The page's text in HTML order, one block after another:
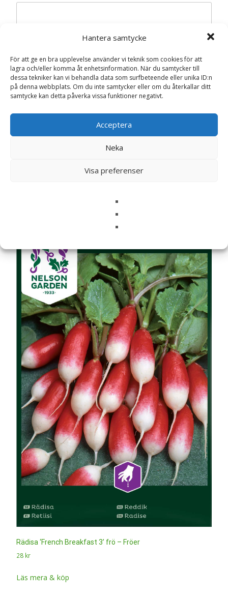
Hantera samtycke
För att ge en bra upplevelse använder vi teknik som cookies för att
lagra och/eller komma åt enhetsinformation. När du samtycker till
dessa tekniker kan vi behandla data som surfbeteende eller unika ID:n
på denna webbplats. Om du inte samtycker eller om du återkallar ditt
samtycke kan detta påverka vissa funktioner negativt.
Acceptera
Neka
Visa preferenser
E-post*
Spara mitt namn, min e-postadress och webbplats i
Rädisa ‘French Breakfast 3’ frö – Fröer
28 kr
Läs mera & köp